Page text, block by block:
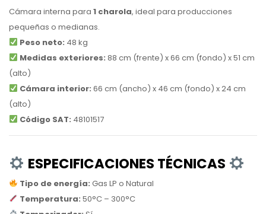
Cámara interna para 1 charola, ideal para producciones
pequeñas o medianas.
Peso neto: 48 kg
Medidas exteriores: 88 cm (frente) x 66 cm (fondo) x 51 cm
(alto)
Cámara interior: 66 cm (ancho) x 46 cm (fondo) x 24 cm
(alto)
Código SAT: 48101517
ESPECIFICACIONES TÉCNICAS
Tipo de energía: Gas LP o Natural
Temperatura: 50°C – 300°C